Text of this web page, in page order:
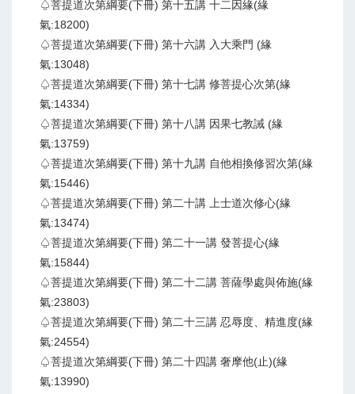
♤菩提道次第綱要(下冊) 第十五講 十二因緣(緣
氣:18200)
♤菩提道次第綱要(下冊) 第十六講 入大乘門 (緣
氣:13048)
♤菩提道次第綱要(下冊) 第十七講 修菩提心次第(緣
氣:14334)
♤菩提道次第綱要(下冊) 第十八講 因果七教誡 (緣
氣:13759)
♤菩提道次第綱要(下冊) 第十九講 自他相換修習次第(緣
氣:15446)
♤菩提道次第綱要(下冊) 第二十講 上士道次修心(緣
氣:13474)
♤菩提道次第綱要(下冊) 第二十一講 發菩提心(緣
氣:15844)
♤菩提道次第綱要(下冊) 第二十二講 菩薩學處與佈施(緣
氣:23803)
♤菩提道次第綱要(下冊) 第二十三講 忍辱度、精進度(緣
氣:24554)
♤菩提道次第綱要(下冊) 第二十四講 奢摩他(止)(緣
氣:13990)